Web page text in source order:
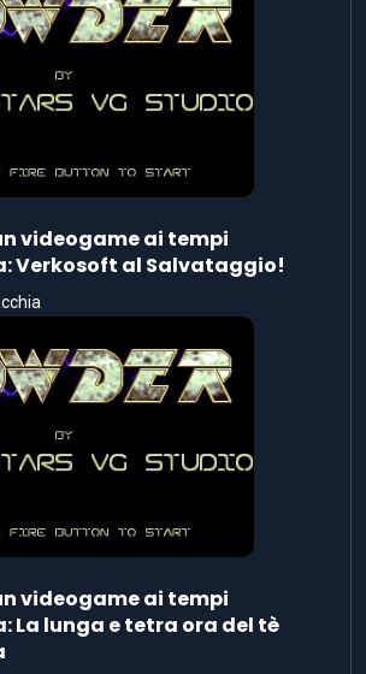
videogame ai tempi
Verkosoft al Salvataggio!
videogame ai tempi
La lunga e tetra ora del tè